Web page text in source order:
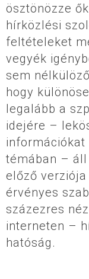
ösztönözze
hírközlési
feltételeket
vegyék
sem
hogy
legalább a
idejére –
információkat
témában –
előző
érvényes
százezres
interneten –
hatóság.